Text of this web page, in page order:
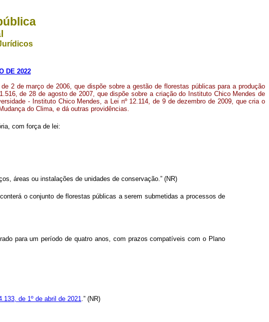
DE 2022
2 de março de 2006, que dispõe sobre a gestão de florestas públicas para a produção
de 28 de agosto de 2007, que dispõe sobre a criação do Instituto Chico Mendes de
- Instituto Chico Mendes, a Lei nº 12.114, de 9 de dezembro de 2009, que cria o
do Clima, e dá outras providências.
com força de lei:
áreas ou instalações de unidades de conservação.” (NR)
o conjunto de florestas públicas a serem submetidas a processos de
para um período de quatro anos, com prazos compatíveis com o Plano
de 1º de abril de 2021.” (NR)